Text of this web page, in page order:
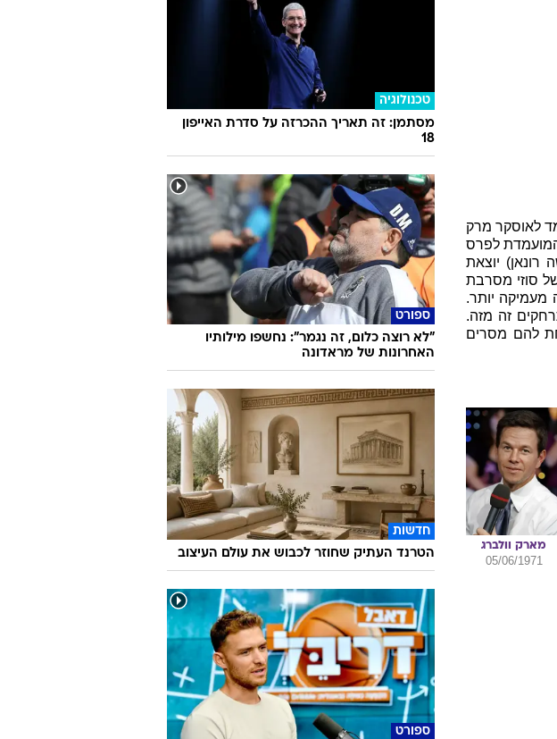
לאוסקר מרק
והמועמדת לפרס
(סירשה רונאן) יוצאת
סוזי מסרבת
יותר.
זה מזה.
להם מסרים
מארק וולברג
05/06/1971
טכנולוגיה
מסתמן: זה תאריך ההכרזה על סדרת האייפון
18
ספורט
"לא רוצה כלום, זה נגמר": נחשפו מילותיו
האחרונות של מראדונה
חדשות
הטרנד העתיק שחוזר לכבוש את עולם העיצוב
ספורט